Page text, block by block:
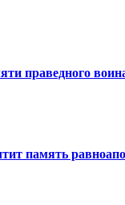
праведного
память